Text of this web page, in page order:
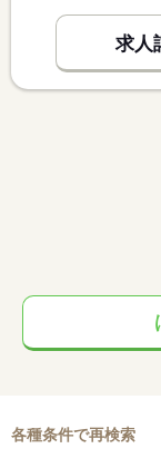
求人
各種条件で再検索